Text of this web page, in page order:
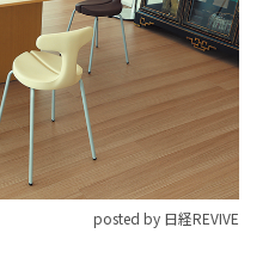
posted by 日経REVIVE